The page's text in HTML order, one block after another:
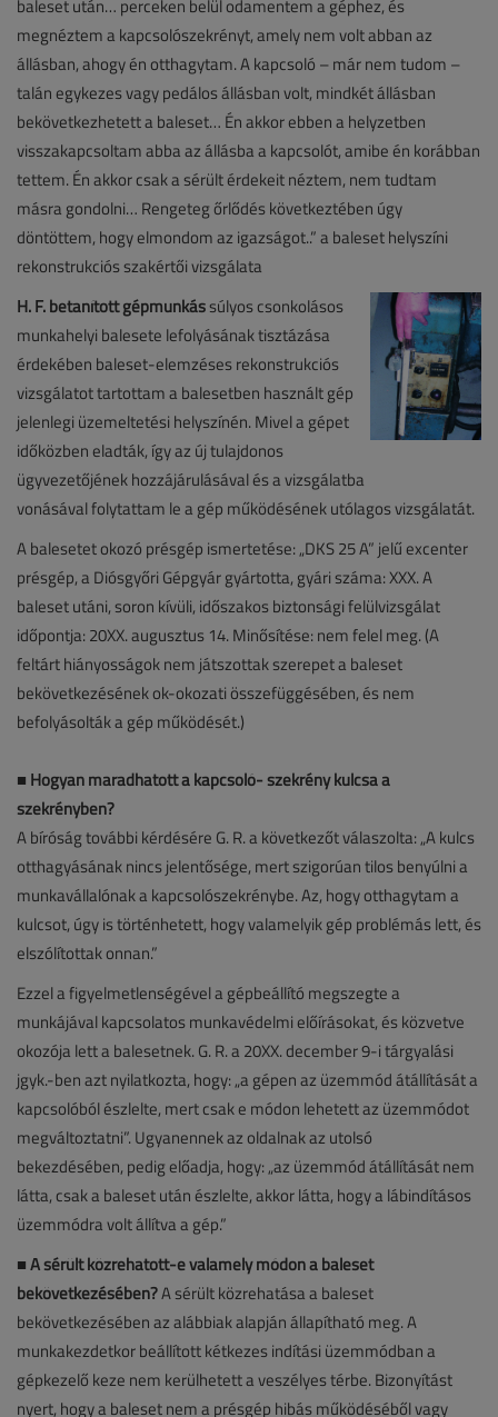
baleset után… perceken belül odamentem a géphez, és
megnéztem a kapcsolószekrényt, amely nem volt abban az
állásban, ahogy én otthagytam. A kapcsoló – már nem tudom –
talán egykezes vagy pedálos állásban volt, mindkét állásban
bekövetkezhetett a baleset… Én akkor ebben a helyzetben
visszakapcsoltam abba az állásba a kapcsolót, amibe én korábban
tettem. Én akkor csak a sérült érdekeit néztem, nem tudtam
másra gondolni… Rengeteg őrlődés következtében úgy
döntöttem, hogy elmondom az igazságot..” a baleset helyszíni
rekonstrukciós szakértői vizsgálata
H. F. betanított gépmunkássúlyos csonkolásos
munkahelyi balesete lefolyásának tisztázása
érdekében baleset-elemzéses rekonstrukciós
vizsgálatot tartottam a balesetben használt gép
jelenlegi üzemeltetési helyszínén. Mivel a gépet
időközben eladták, így az új tulajdonos
ügyvezetőjének hozzájárulásával és a vizsgálatba
vonásával folytattam le a gép működésének utólagos vizsgálatát.
A balesetet okozó présgép ismertetése: „DKS 25 A” jelű excenter
présgép, a Diósgyőri Gépgyár gyártotta, gyári száma: XXX. A
baleset utáni, soron kívüli, időszakos biztonsági felülvizsgálat
időpontja: 20XX. augusztus 14. Minősítése: nem felel meg. (A
feltárt hiányosságok nem játszottak szerepet a baleset
bekövetkezésének ok-okozati összefüggésében, és nem
befolyásolták a gép működését.)
■ Hogyan maradhatott a kapcsoló- szekrény kulcsa a
szekrényben?
A bíróság további kérdésére G. R. a következőt válaszolta: „A kulcs
otthagyásának nincs jelentősége, mert szigorúan tilos benyúlni a
munkavállalónak a kapcsolószekrénybe. Az, hogy otthagytam a
kulcsot, úgy is történhetett, hogy valamelyik gép problémás lett, és
elszólítottak onnan.”
Ezzel a figyelmetlenségével a gépbeállító megszegte a
munkájával kapcsolatos munkavédelmi előírásokat, és közvetve
okozója lett a balesetnek. G. R. a 20XX. december 9-i tárgyalási
jgyk.-ben azt nyilatkozta, hogy: „a gépen az üzemmód átállítását a
kapcsolóból észlelte, mert csak e módon lehetett az üzemmódot
megváltoztatni”. Ugyanennek az oldalnak az utolsó
bekezdésében, pedig előadja, hogy: „az üzemmód átállítását nem
látta, csak a baleset után észlelte, akkor látta, hogy a lábindításos
üzemmódra volt állítva a gép.”
■A sérült közrehatott-e valamely módon a baleset
bekövetkezésében?A sérült közrehatása a baleset
bekövetkezésében az alábbiak alapján állapítható meg. A
munkakezdetkor beállított kétkezes indítási üzemmódban a
gépkezelő keze nem kerülhetett a veszélyes térbe. Bizonyítást
nyert, hogy a baleset nem a présgép hibás működéséből vagy